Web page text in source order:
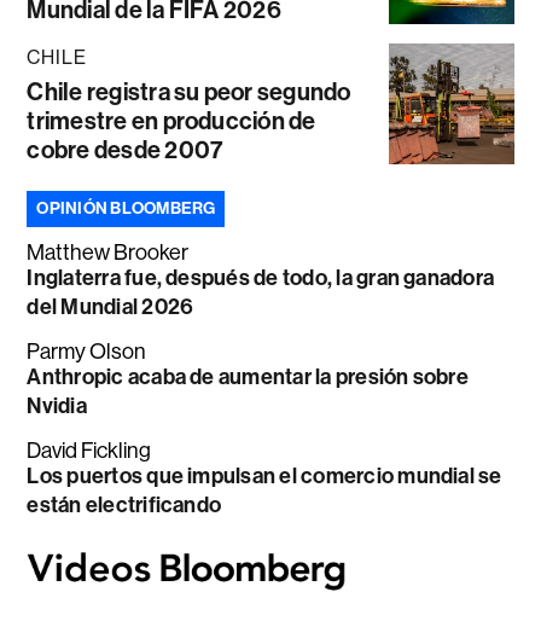
Mundial de la FIFA 2026
CHILE
Chile registra su peor segundo
trimestre en producción de
cobre desde 2007
OPINIÓN BLOOMBERG
Matthew Brooker
Inglaterra fue, después de todo, la gran ganadora
del Mundial 2026
Parmy Olson
Anthropic acaba de aumentar la presión sobre
Nvidia
David Fickling
Los puertos que impulsan el comercio mundial se
están electrificando